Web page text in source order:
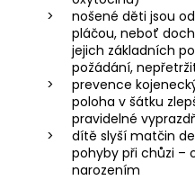
nošené děti jsou
pláčou, neboť
jejich základních
požádání,
prevence
poloha v šátku
pravidelné
dítě slyší matčin
pohyby při chůzi –
narozením